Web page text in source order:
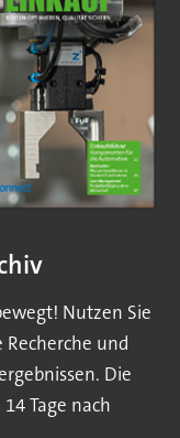
Nutzen Sie
und
Die
Tage nach